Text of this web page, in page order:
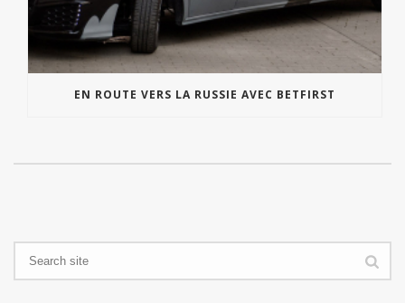
EN ROUTE VERS LA RUSSIE AVEC BETFIRST